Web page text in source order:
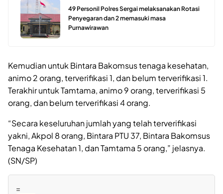
49 Personil Polres Sergai melaksanakan Rotasi
Penyegaran dan 2 memasuki masa
Purnawirawan
Kemudian untuk Bintara Bakomsus tenaga kesehatan,
animo 2 orang, terverifikasi 1, dan belum terverifikasi 1.
Terakhir untuk Tamtama, animo 9 orang, terverifikasi 5
orang, dan belum terverifikasi 4 orang.
“Secara keseluruhan jumlah yang telah terverifikasi
yakni, Akpol 8 orang, Bintara PTU 37, Bintara Bakomsus
Tenaga Kesehatan 1, dan Tamtama 5 orang,” jelasnya.
(SN/SP)
=